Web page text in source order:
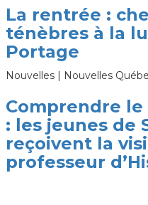
La rentrée :
ténèbres à la
Portage
Nouvelles | Nouvelles
Comprendre
: les jeunes de
reçoivent la
professeur